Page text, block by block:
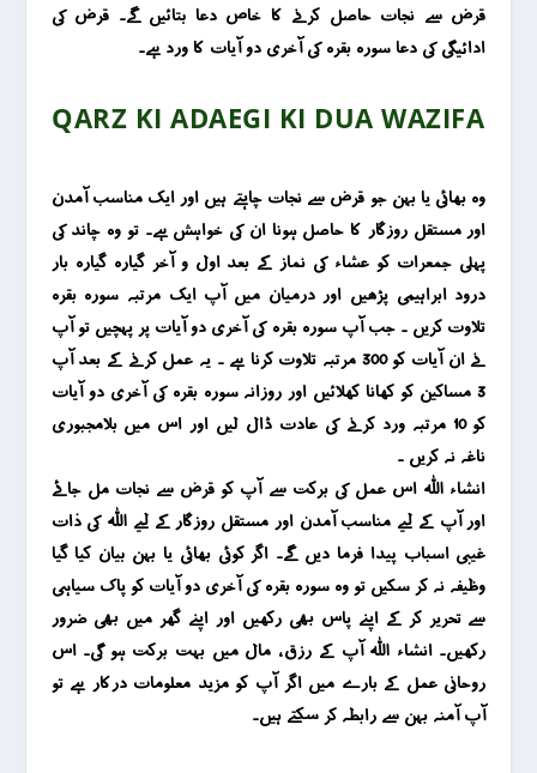
قرض سے نجات حاصل کرنے کا خاص دعا بتائیں گے۔ قرض کی
ادائیگی کی دعا سورہ بقرہ کی آخری دو آیات کا ورد ہے۔
QARZ KI ADAEGI KI DUA WAZIFA
وہ بھائی یا بہن جو قرض سے نجات چاہتے ہیں اور ایک مناسب آمدن
اور مستقل روزگار کا حاصل ہونا ان کی خواہش ہے۔ تو وہ چاند کی
پہلی جمعرات کو عشاء کی نماز کے بعد اول و آخر گیارہ گیارہ بار
درود ابراہیمی پڑھیں اور درمیان میں آپ ایک مرتبہ سورہ بقرہ
تلاوت کریں ۔ جب آپ سورہ بقرہ کی آخری دو آیات پر پہچیں تو آپ
نے ان آیات کو 300 مرتبہ تلاوت کرنا ہے ۔ یہ عمل کرنے کے بعد آپ
3 مساکین کو کھانا کھلائیں اور روزانہ سورہ بقرہ کی آخری دو آیات
کو 10 مرتبہ ورد کرنے کی عادت ڈال لیں اور اس میں بلامجبوری
ناغہ نہ کریں ۔
انشاء اللہ اس عمل کی برکت سے آپ کو قرض سے نجات مل جائے
اور آپ کے لیے مناسب آمدن اور مستقل روزگار کے لیے اللہ کی ذات
غیبی اسباب پیدا فرما دیں گے۔ اگر کوئی بھائی یا بہن بیان کیا گیا
وظیفہ نہ کر سکیں تو وہ سورہ بقرہ کی آخری دو آیات کو پاک سیاہی
سے تحریر کر کے اپنے پاس بھی رکھیں اور اپنے گھر میں بھی ضرور
رکھیں۔ انشاء اللہ آپ کے رزق ، مال میں بہت برکت ہو گی۔ اس
روحانی عمل کے بارے میں اگر آپ کو مزید معلومات درکار ہے تو
آپ آمنہ بہن سے رابطہ کر سکتے ہیں۔